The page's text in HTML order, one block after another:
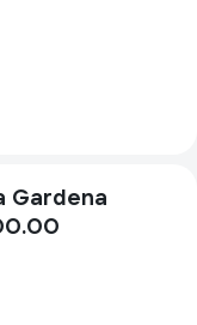
Gardena